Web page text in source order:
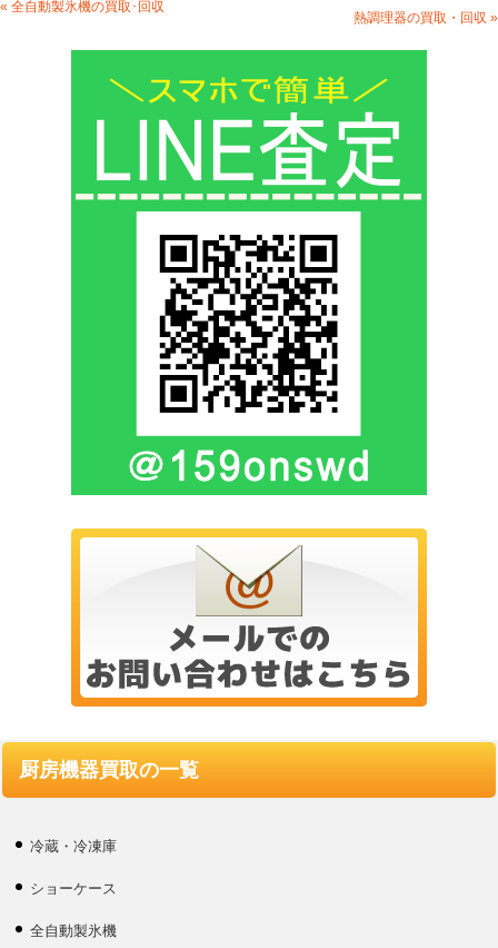
« 全自動製氷機の買取･回収
熱調理器の買取・回収 »
厨房機器買取の一覧
冷蔵・冷凍庫
ショーケース
全自動製氷機